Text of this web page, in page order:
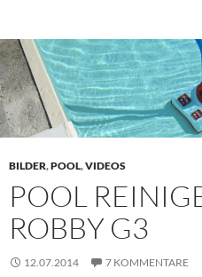
BILDER,POOL,VIDEOS
POOL
ROBBY G3
12.07.2014 7 KOMMENTARE